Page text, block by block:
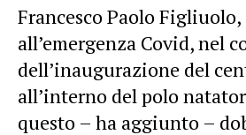
Francesco Paolo
all’emergenza Covid, nel
dell’inaugurazione del
all’interno del polo
questo – ha aggiunto –